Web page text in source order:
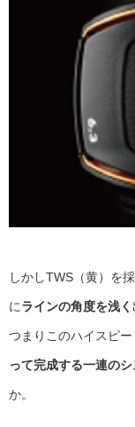
しかしTWS（黄）を採
にラインの角度を浅く
つまりこのハイスピー
って完成する一連のシ
か。